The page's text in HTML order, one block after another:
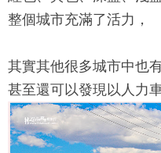
整個城市充滿了活力，
其實其他很多城市中也
甚至還可以發現以人力